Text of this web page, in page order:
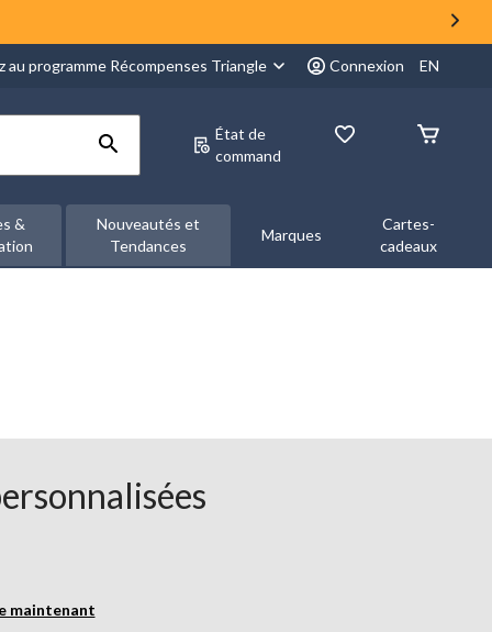
au programme Récompenses Triangle Connexion EN
État de
command
&
Nouveautés et
Tendances
Marques
Cartes-
cadeaux
maintenant